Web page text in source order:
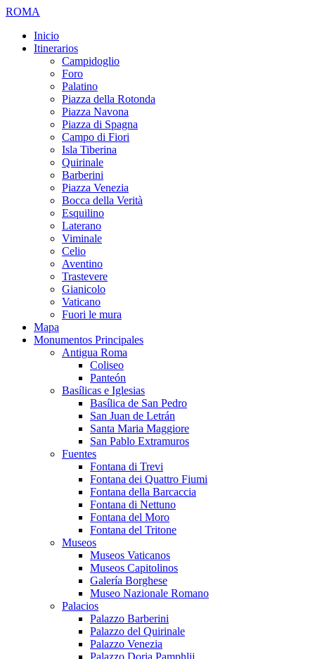
ROMA
Inicio
Itinerarios
Campidoglio
Foro
Palatino
Piazza della Rotonda
Piazza Navona
Piazza di Spagna
Campo di Fiori
Isla Tiberina
Quirinale
Barberini
Piazza Venezia
Bocca della Verità
Esquilino
Laterano
Viminale
Celio
Aventino
Trastevere
Gianicolo
Vaticano
Fuori le mura
Mapa
Monumentos Principales
Antigua Roma
Coliseo
Panteón
Basílicas e Iglesias
Basílica de San Pedro
San Juan de Letrán
Santa Maria Maggiore
San Pablo Extramuros
Fuentes
Fontana di Trevi
Fontana dei Quattro Fiumi
Fontana della Barcaccia
Fontana di Nettuno
Fontana del Moro
Fontana del Tritone
Museos
Museos Vaticanos
Museos Capitolinos
Galería Borghese
Museo Nazionale Romano
Palacios
Palazzo Barberini
Palazzo del Quirinale
Palazzo Venezia
Palazzo Doria Pamphlij